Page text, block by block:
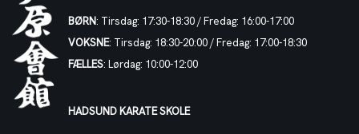
BØRN: Tirsdag: 17:30-18:30 / Fredag: 16:00-17:00
VOKSNE: Tirsdag: 18:30-20:00 / Fredag: 17:00-18:30
FÆLLES: Lørdag: 10:00-12:00
HADSUND KARATE SKOLE